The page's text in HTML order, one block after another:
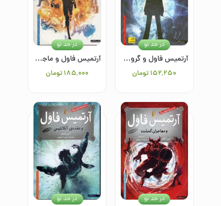
آرتمیس فاول و گروگان‌گیری جلد اول
۱۵۲٬۲۵۰تومان
در حد نو
آرتمیس فاول و ماجرای شمال/جلد دوم
۱۸۵٬۰۰۰تومان
در حد نو
در حد نو در حد نو